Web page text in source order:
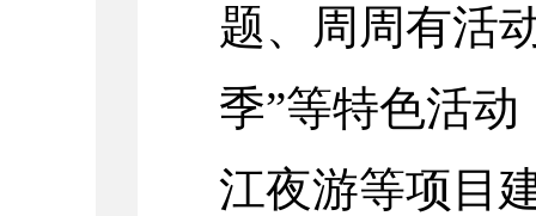
题、周周有活
季”等特色活
江夜游等项目